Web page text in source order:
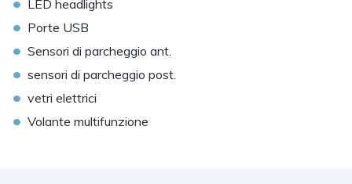
LED headlights
• Porte USB
• Sensori di parcheggio ant.
• sensori di parcheggio post.
• vetri elettrici
• Volante multifunzione